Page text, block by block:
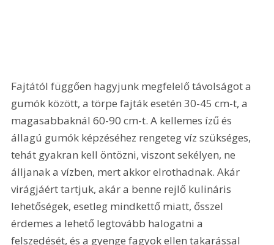
Fajtától függően hagyjunk megfelelő távolságot a
gumók között, a törpe fajták esetén 30-45 cm-t, a
magasabbaknál 60-90 cm-t. A kellemes ízű és
állagú gumók képzéséhez rengeteg víz szükséges,
tehát gyakran kell öntözni, viszont sekélyen, ne
álljanak a vízben, mert akkor elrothadnak. Akár
virágjáért tartjuk, akár a benne rejlő kulináris
lehetőségek, esetleg mindkettő miatt, ősszel
érdemes a lehető legtovább halogatni a
felszedését, és a gyenge fagyok ellen takarással